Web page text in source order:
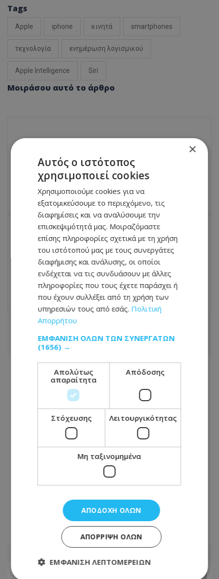
Tags
Apple iphone κινητά smartphones
τεχνολογία ενημέρωση λογισμικού
Apple Intelligence Siri
Μοιράσου αυτό το άρθρο
Υφ. Μετανάστευσης: Νέο σχέδιο
εθελούσιου επαναπατρισμού
οικογενειών στη Συρία
09.06.2026 - 13:32
ΕΠΌΜΕΝΟ ΆΡΘΡΟ
Έτοιμη να καλέσει Ντίλιαν και
Δημητριάδη για το predator η επιτροπή
Θεσμών και Διαφάνειας της Βουλής
09.06.2026 - 13:47
ΣΧΕΤΙΚΑ ΑΡΘΡΑ
χρησιμοποιείτε το κινητό ενώ
08.08.2026 - 19:00
×
Αυτός ο ιστότοπος
χρησιμοποιεί cookies
Χρησιμοποιούμε cookies για να
εξατομικεύσουμε το περιεχόμενο, τις
διαφημίσεις και να αναλύσουμε την
επισκεψιμότητά μας. Μοιραζόμαστε
επίσης πληροφορίες σχετικά με τη χρήση
του ιστότοπού μας με τους συνεργάτες
διαφήμισης και ανάλυσης, οι οποίοι
ενδέχεται να τις συνδυάσουν με άλλες
πληροφορίες που τους έχετε παράσχει ή
που έχουν συλλέξει από τη χρήση των
υπηρεσιών τους από εσάς. Πολιτική
Απορρήτου
ΕΜΦΆΝΙΣΗ ΌΛΩΝ ΤΩΝ ΣΥΝΕΡΓΑΤΏΝ
(1656) →
Απολύτως
απαραίτητα
Απόδοσης
Στόχευσης Λειτουργικότητας
Μη ταξινομημένα
ΑΠΟΔΟΧΉ ΌΛΩΝ
ΑΠΌΡΡΙΨΗ ΌΛΩΝ
ΕΜΦΆΝΙΣΗ ΛΕΠΤΟΜΕΡΕΙΏΝ